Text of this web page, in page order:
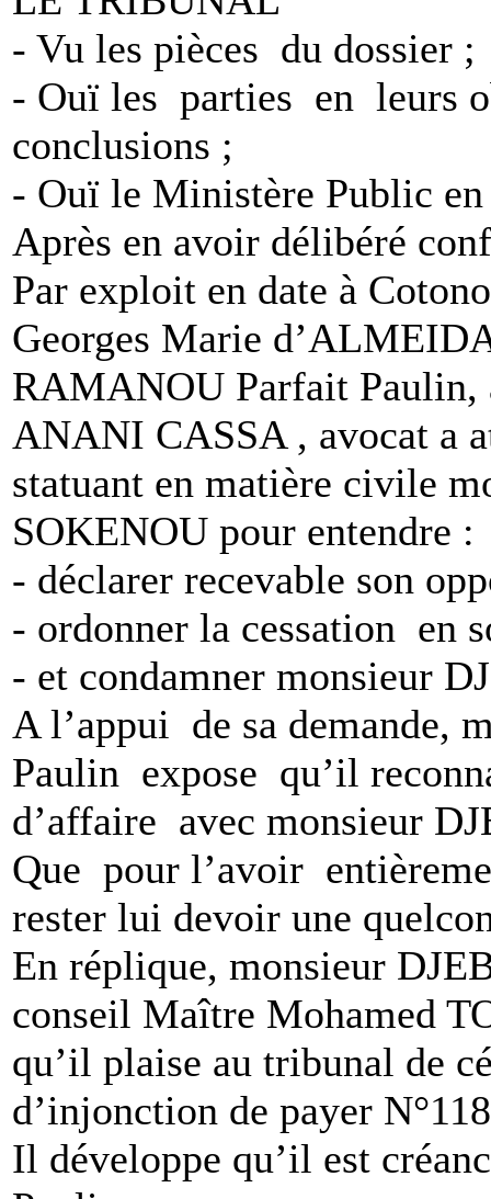
- Vu les pièces du dossier ;
- Ouï les parties en leurs
conclusions ;
- Ouï le Ministère Public
Après en avoir délibéré
Par exploit en date à
Georges Marie
RAMANOU Parfait Paulin,
ANANI CASSA , avocat a
statuant en matière civile
SOKENOU pour entendre :
- déclarer recevable son
- ordonner la cessation en
- et condamner monsieur
A l’appui de sa demande,
Paulin expose qu’il
d’affaire avec monsieur
Que pour l’avoir
rester lui devoir une
En réplique, monsieur
conseil Maître Mohamed
qu’il plaise au tribunal de
d’injonction de payer
Il développe qu’il est